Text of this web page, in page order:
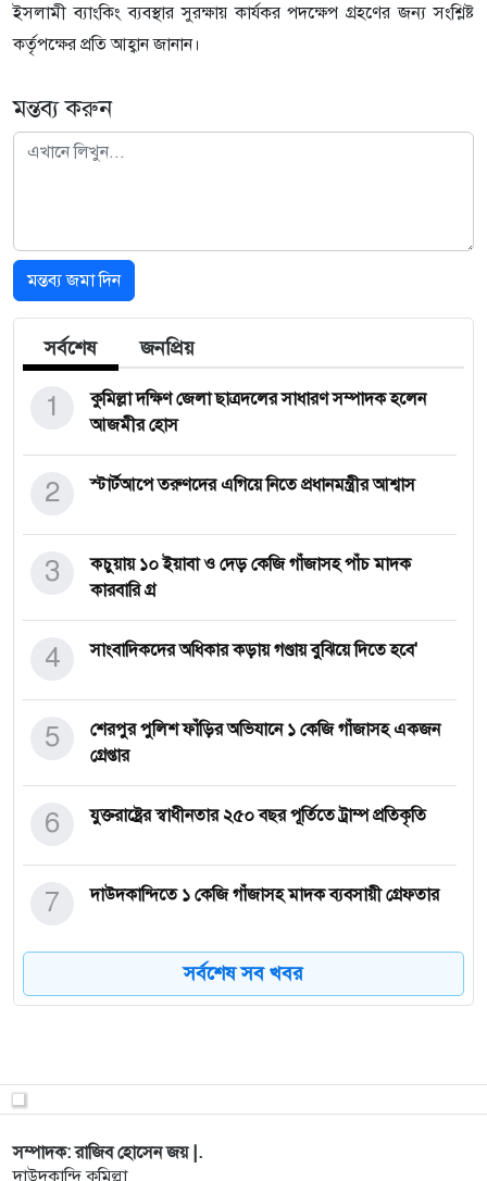
ইসলামী ব্যাংকিং ব্যবস্থার সুরক্ষায় কার্যকর পদক্ষেপ গ্রহণের জন্য সংশ্লিষ্ট
কর্তৃপক্ষের প্রতি আহ্বান জানান।
মন্তব্য করুন
মন্তব্য জমা দিন
সর্বশেষ জনপ্রিয়
কুমিল্লা দক্ষিণ জেলা ছাত্রদলের সাধারণ সম্পাদক হলেন
আজমীর হোস
1
স্টার্টআপে তরুণদের এগিয়ে নিতে প্রধানমন্ত্রীর আশ্বাস
2
কচুয়ায় ১০ ইয়াবা ও দেড় কেজি গাঁজাসহ পাঁচ মাদক
কারবারি গ্র
3
সাংবাদিকদের অধিকার কড়ায় গণ্ডায় বুঝিয়ে দিতে হবে'
4
শেরপুর পুলিশ ফাঁড়ির অভিযানে ১ কেজি গাঁজাসহ একজন
গ্রেপ্তার
5
যুক্তরাষ্ট্রের স্বাধীনতার ২৫০ বছর পূর্তিতে ট্রাম্প প্রতিকৃতি
6
দাউদকান্দিতে ১ কেজি গাঁজাসহ মাদক ব্যবসায়ী গ্রেফতার
7
দাউদকান্দিতে চার ঘণ্টার মধ্যে চোরাই মাল উদ্ধার, চার
দিনে ২০
তারেক–আনোয়ার ঐতি
গোমতীর পানিতে ঝরল শিশুর প্রাণ, ৪ ঘণ্টা পর উদ্ধার
মাদ্রাসা শি
10
সর্বশেষ সব খবর
সম্পাদক: রাজিব হোসেন জয় |.
দাউদকান্দি কুমিল্লা